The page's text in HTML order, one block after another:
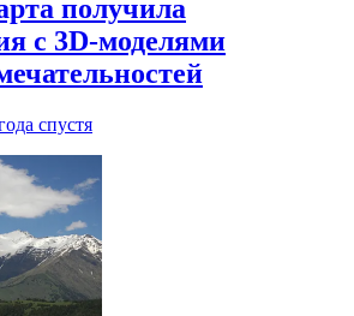
получила
с 3D-моделями
спустя